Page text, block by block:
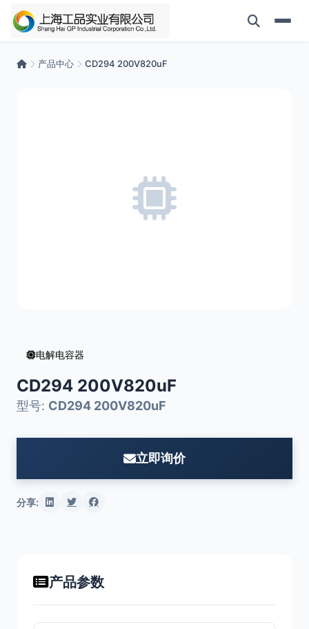
产品中心 CD294 200V820uF
电解电容器
CD294 200V820uF
型号: CD294 200V820uF
立即询价
分享:
产品参数